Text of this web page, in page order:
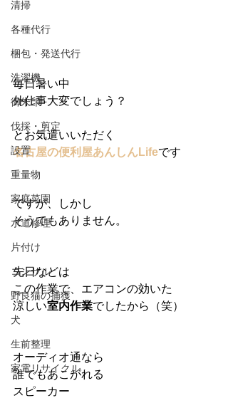
清掃
各種代行
梱包・発送代行
洗濯機
御朱印
伐採・剪定
設置
重量物
家庭菜園
水道修理
片付け
コンサル
野良猫の捕獲
犬
生前整理
家電リサイクル
毎日暑い中
外仕事大変でしょう？
とお気遣いいただく
名古屋の便利屋あんしんLifeです
ですが、しかし
そうでもありません。
先日などは
この作業で、エアコンの効いた
涼しい室内作業でしたから（笑）
オーディオ通なら
誰でもあこがれる
スピーカー